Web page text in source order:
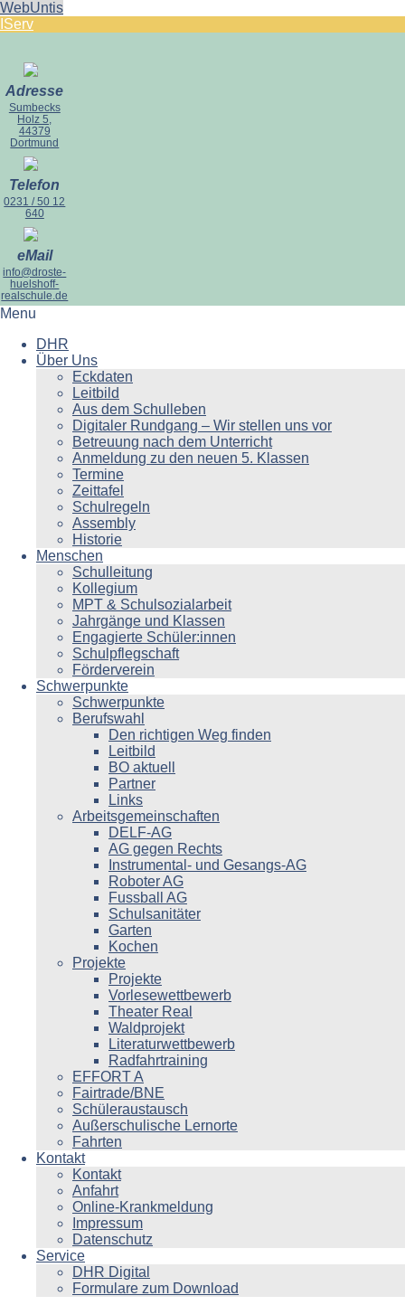
WebUntis
IServ
Adresse
Sumbecks
Holz 5,
44379
Dortmund
Telefon
0231 / 50 12
640
eMail
info@droste-
huelshoff-
realschule.de
Menu
DHR
Über Uns
Eckdaten
Leitbild
Aus dem Schulleben
Digitaler Rundgang – Wir stellen uns vor
Betreuung nach dem Unterricht
Anmeldung zu den neuen 5. Klassen
Termine
Zeittafel
Schulregeln
Assembly
Historie
Menschen
Schulleitung
Kollegium
MPT & Schulsozialarbeit
Jahrgänge und Klassen
Engagierte Schüler:innen
Schulpflegschaft
Förderverein
Schwerpunkte
Schwerpunkte
Berufswahl
Den richtigen Weg finden
Leitbild
BO aktuell
Partner
Links
Arbeitsgemeinschaften
DELF-AG
AG gegen Rechts
Instrumental- und Gesangs-AG
Roboter AG
Fussball AG
Schulsanitäter
Garten
Kochen
Projekte
Projekte
Vorlesewettbewerb
Theater Real
Waldprojekt
Literaturwettbewerb
Radfahrtraining
EFFORT A
Fairtrade/BNE
Schüleraustausch
Außerschulische Lernorte
Fahrten
Kontakt
Kontakt
Anfahrt
Online-Krankmeldung
Impressum
Datenschutz
Service
DHR Digital
Formulare zum Download